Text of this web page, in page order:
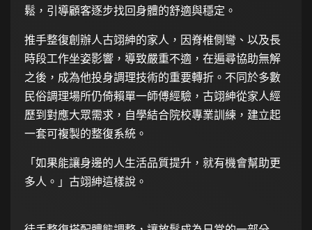
鬆，引導顧客逐步找回身體的舒適與穩定。
推手整復創辦人古翊紳的家人，因脊椎側彎、以及長
時段工作坐姿影響，導致嚴重不適，在遍尋協助無解
之後，成為他投身調理技術的重要轉折。不同於多數
民俗調理場所仍倚賴單一師傅經驗，古翊紳從家人經
歷到對應大眾需求，自學結合院校專業訓練，建立起
一套可複製的整復系統。
「如果能讓身邊的人生活品質提升，就有機會幫助更
多人。」古翊紳這樣說。